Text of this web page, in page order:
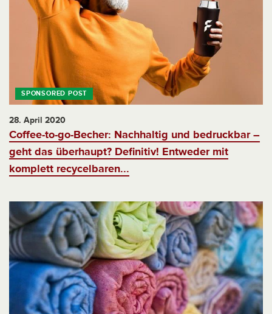
28. April 2020
Coffee-to-go-Becher: Nachhaltig und bedruckbar –
geht das überhaupt? Definitiv! Entweder mit
komplett recycelbaren...